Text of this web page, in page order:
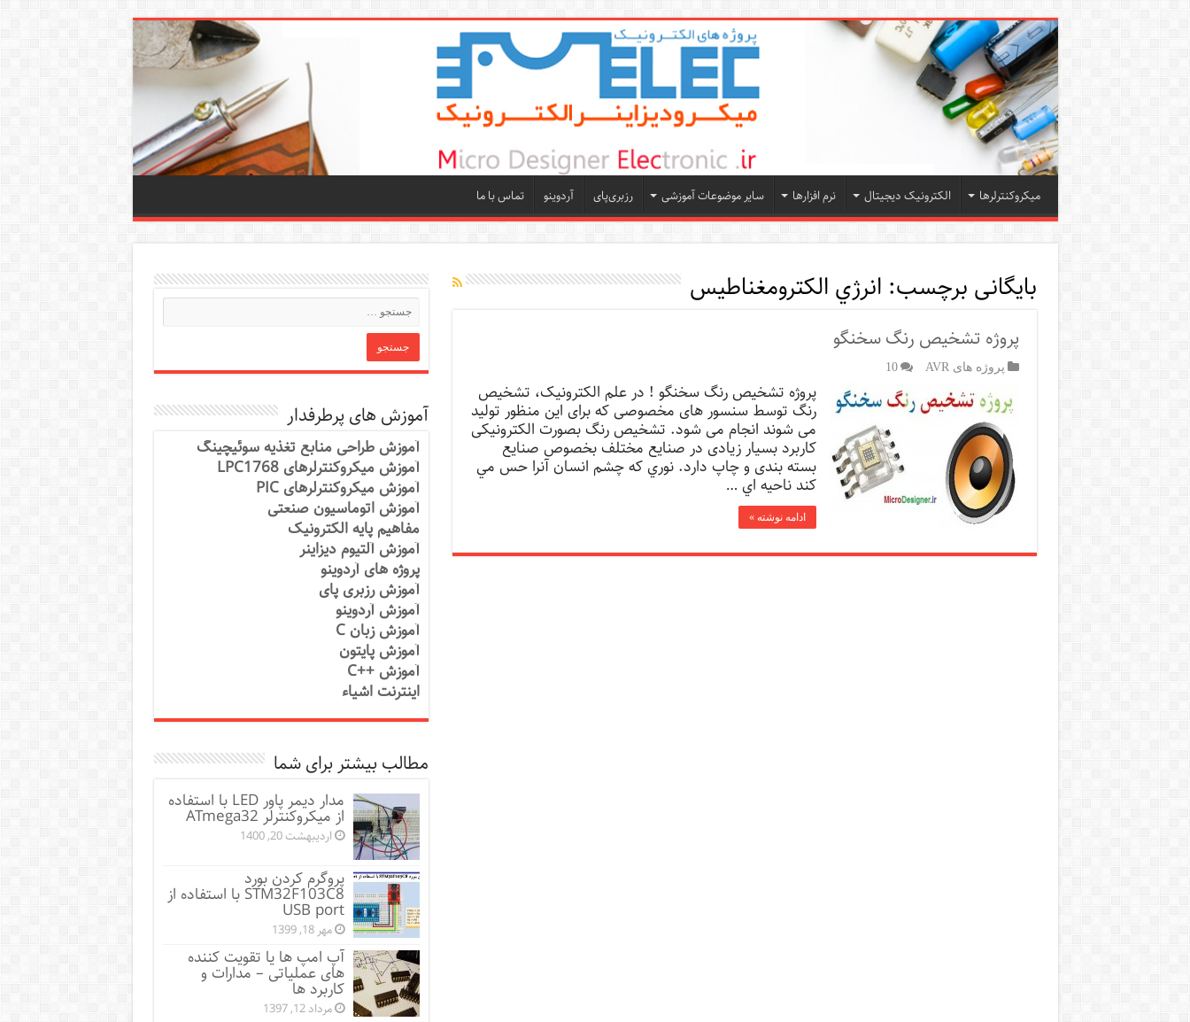
میکروکنترلرها الکترونیک دیجیتال نرم افزارها سایر موضوعات آموزشی رزبری‌پای آردوینو تماس با ما
بایگانی برچسب: انرژي الكترومغناطيس
پروژه تشخیص رنگ سخنگو
پروژه های AVR 10
پروژه تشخیص رنگ سخنگو ! در علم الکترونیک، تشخیص
رنگ توسط سنسور های مخصوصی که برای این منظور تولید
می شوند انجام می شود. تشخیص رنگ بصورت الکترونیکی
کاربرد بسیار زیادی در صنایع مختلف بخصوص صنایع
بسته بندی و چاپ دارد. نوري كه چشم انسان آنرا حس مي
كند ناحيه اي …
ادامه نوشته »
آموزش های پرطرفدار
آموزش طراحی منابع تغذیه سوئیچینگ
آموزش میکروکنترلرهای LPC1768
آموزش میکروکنترلرهای PIC
آموزش اتوماسیون صنعتی
مفاهیم پایه الکترونیک
آموزش آلتیوم دیزاینر
پروژه های آردوینو
آموزش رزبری پای
آموزش آردوینو
آموزش زبان C
آموزش پایتون
آموزش ++C
اینترنت اشیاء
مطالب بیشتر برای شما
مدار دیمر پاور LED با استفاده
از میکروکنترلر ATmega32
اردیبهشت 20, 1400
پروگرم کردن بورد
STM32F103C8 با استفاده از
USB port
مهر 18, 1399
آپ امپ ها یا تقویت کننده
های عملیاتی – مدارات و
کاربرد ها
مرداد 12, 1397